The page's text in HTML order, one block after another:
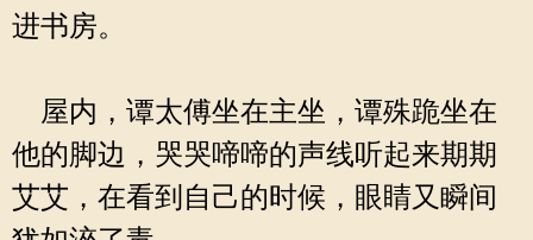
进书房。
屋内，谭太傅坐在主坐，谭殊跪坐在
他的脚边，哭哭啼啼的声线听起来期期
艾艾，在看到自己的时候，眼睛又瞬间